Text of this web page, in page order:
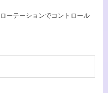
ーテーションでコントロール